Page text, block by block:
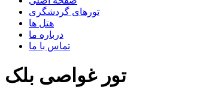
تورهای گردشگری
هتل ها
درباره ما
تماس با ما
تور غواصی بلک